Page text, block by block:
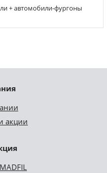
+ автомобили-фургоны
акции